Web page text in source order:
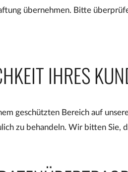
übernehmen. Bitte
IHRES
geschützten Bereich auf
zu behandeln. Wir bitten Sie,